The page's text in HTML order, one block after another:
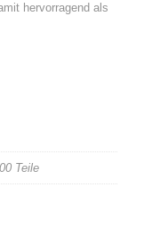
hervorragend als
Teile